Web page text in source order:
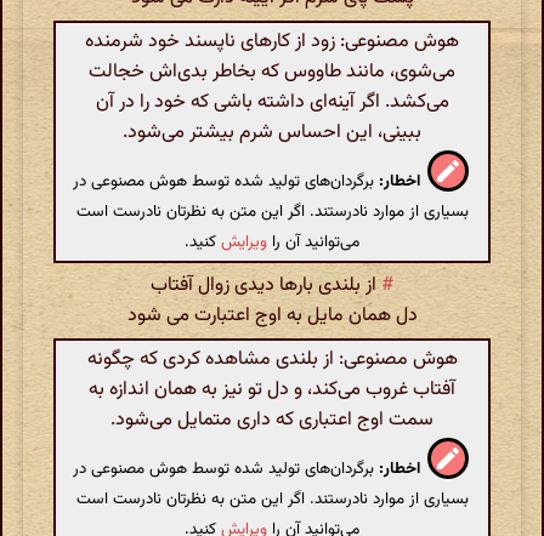
هوش مصنوعی: زود از کارهای ناپسند خود شرمنده
می‌شوی، مانند طاووس که بخاطر بدی‌اش خجالت
می‌کشد. اگر آینه‌ای داشته باشی که خود را در آن
ببینی، این احساس شرم بیشتر می‌شود.
اخطار: برگردان‌های تولید شده توسط هوش مصنوعی در
بسیاری از موارد نادرستند. اگر این متن به نظرتان نادرست است
می‌توانید آن را ویرایشکنید.
# از بلندی بارها دیدی زوال آفتاب
دل همان مایل به اوج اعتبارت می شود
هوش مصنوعی: از بلندی مشاهده کردی که چگونه
آفتاب غروب می‌کند، و دل تو نیز به همان اندازه به
سمت اوج اعتباری که داری متمایل می‌شود.
اخطار: برگردان‌های تولید شده توسط هوش مصنوعی در
بسیاری از موارد نادرستند. اگر این متن به نظرتان نادرست است
می‌توانید آن را ویرایشکنید.